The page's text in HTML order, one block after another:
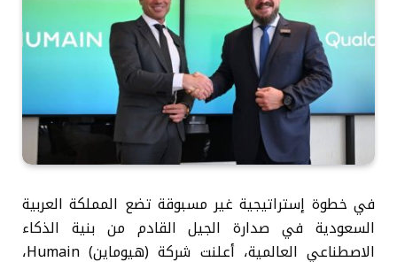
في خطوة إستراتيجية غير مسبوقة تضع المملكة العربية
السعودية في صدارة الجيل القادم من بنية الذكاء
الاصطناعي العالمية، أعلنت شركة (هيوماين) Humain،